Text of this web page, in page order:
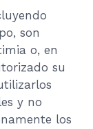
son
o, en
su
y no
los